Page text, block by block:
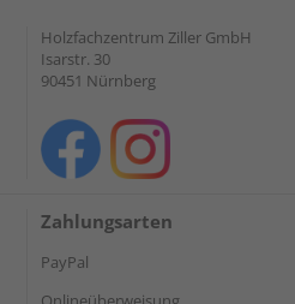
Holzfachzentrum Ziller GmbH
Isarstr. 30
90451 Nürnberg
Zahlungsarten
PayPal